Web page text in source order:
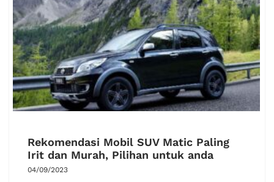
Rekomendasi Mobil SUV Matic Paling
Irit dan Murah, Pilihan untuk anda
04/09/2023